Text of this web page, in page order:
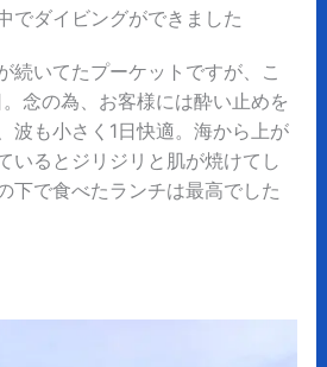
でダイビングができました
続いてたプーケットですが、こ
念の為、お客様には酔い止めを
波も小さく1日快適。海から上が
いるとジリジリと肌が焼けてし
下で食べたランチは最高でした